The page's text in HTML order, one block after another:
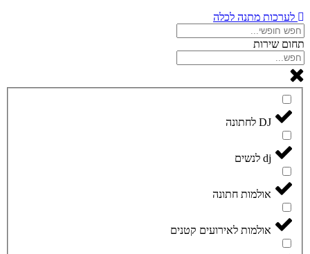
לערכות מתנה לכלה
תחום שירות
DJ לחתונה
dj לנשים
אולמות חתונה
אולמות לאירועים קטנים